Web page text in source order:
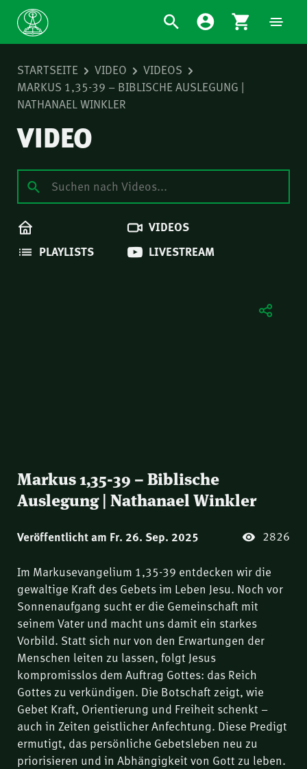
STARTSEITE VIDEO
VIDEOS
MARKUS 1,35-39 – BIBLISCHE AUSLEGUNG |
NATHANAEL WINKLER
VIDEO
VIDEOS
PLAYLISTS
LIVESTREAM
Markus 1,35-39 – Biblische
Auslegung | Nathanael Winkler
Veröffentlicht am Fr. 26. Sep. 2025 2826
Im Markusevangelium 1,35-39 entdecken wir die
gewaltige Kraft des Gebets im Leben Jesu. Noch vor
Sonnenaufgang sucht er die Gemeinschaft mit
seinem Vater und macht uns damit ein starkes
Vorbild. Statt sich nur von den Erwartungen der
Menschen leiten zu lassen, folgt Jesus
kompromisslos dem Auftrag Gottes: das Reich
Gottes zu verkündigen. Die Botschaft zeigt, wie
Gebet Kraft, Orientierung und Freiheit schenkt –
auch in Zeiten geistlicher Anfechtung. Diese Predigt
ermutigt, das persönliche Gebetsleben neu zu
priorisieren und in Abhängigkeit von Gott zu leben.